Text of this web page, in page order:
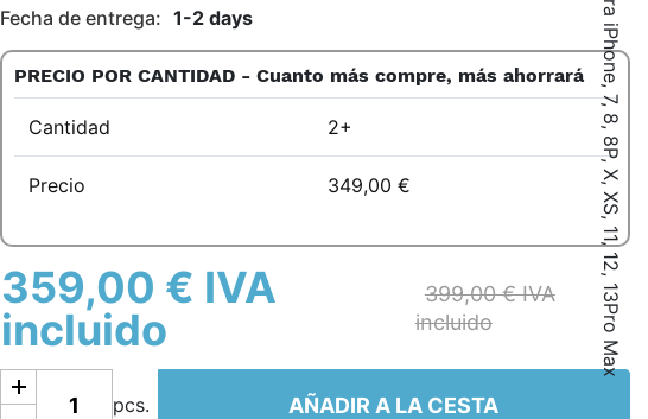
Fecha de entrega: 1-2 days
PRECIO POR CANTIDAD - Cuanto más compre, más ahorrará
Cantidad 2+
Precio 349,00 €
359,00 € IVA
incluido
399,00 € IVA
incluido
Añadir a la cesta
pcs.
AÑADIR A LA CESTA